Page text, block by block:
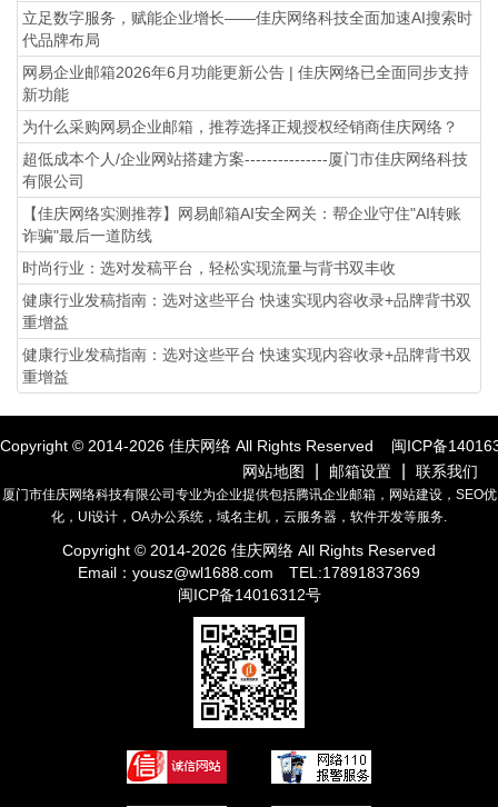
立足数字服务，赋能企业增长——佳庆网络科技全面加速AI搜索时
代品牌布局
网易企业邮箱2026年6月功能更新公告 | 佳庆网络已全面同步支持
新功能
为什么采购网易企业邮箱，推荐选择正规授权经销商佳庆网络？
超低成本个人/企业网站搭建方案---------------厦门市佳庆网络科技
有限公司
【佳庆网络实测推荐】网易邮箱AI安全网关：帮企业守住"AI转账
诈骗"最后一道防线
时尚行业：选对发稿平台，轻松实现流量与背书双丰收
健康行业发稿指南：选对这些平台 快速实现内容收录+品牌背书双
重增益
健康行业发稿指南：选对这些平台 快速实现内容收录+品牌背书双
重增益
Copyright © 2014-2026 佳庆网络 All Rights Reserved 闽ICP备
网站地图
邮箱设置 联系我们
厦门市佳庆网络科技有限公司专业为企业提供包括腾讯企业邮箱，网站建设，SEO优
化，UI设计，OA办公系统，域名主机，云服务器，软件开发等服务.
Copyright © 2014-2026 佳庆网络 All Rights Reserved
Email： yousz@wl1688.com
TEL:17891837369
闽ICP备14016312号